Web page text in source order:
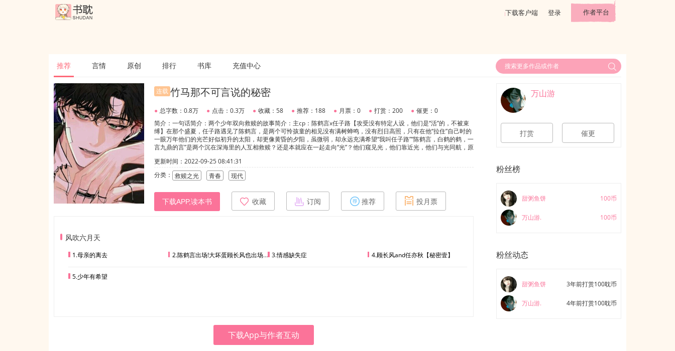
下载客户端 登录 作者平台
推荐 言情 原创 排行 书库 充值中心
连载 竹马那不可言说的秘密
● 总字数：0.8万 ● 点击：0.3万 ● 收藏：58 ● 推荐：188 ● 月票：0 ● 打赏：200 ● 催更：0
简介：一句话简介：两个少年双向救赎的故事简介：主cp：陈鹤言x任子路【攻受没有特定人设，他们是“活”的，不被束
缚】在那个盛夏，任子路遇见了陈鹤言，是两个可怜孩童的相见没有满树蝉鸣，没有烈日高照，只有在他“拉住”自己时的
一眼万年他们的光芒好似初升的太阳，却更像黄昏的夕阳，虽微弱，却永远充满希望“我叫任子路”“陈鹤言，白鹤的鹤，一
言九鼎的言”是两个沉在深海里的人互相救赎？还是本就应在一起走向“光”？他们窥见光，他们靠近光，他们与光同航，原
人】副副cp：顾长风x任亦秋（前期出场小部分）【秋叶飘摇横扫大地，长风任吹遍野千里】“老子不许你他妈爱上老子之
外的任何人!”“风其实一直在等那个属于他的小秋叶”永生花【永不凋零的爱恋】副cp：顾微雨x千倾云云生雾，雾生花，花
非花，即雨“那天的雾很大，夹杂着丝丝细雨，可我还是能看见细嗅娇花的你。”满天星【你是我的纯洁、浪漫之至】◎长
更新时间：2022-09-25 08:41:31
分类： 救赎之光 青春 现代
下载APP,读本书 收藏 订阅 推荐 投月票
风吹六月天
1.母亲的离去 2.陈鹤言出场!大坏蛋顾长风也出场啦 3.情感缺失症 4.顾长风and任亦秋【秘密壹】
5.少年有希望
下载App与作者互动
万山游
打赏 催更
粉丝榜
甜粥鱼饼 100币
万山游. 100币
粉丝动态
甜粥鱼饼 3年前打赏100耽币
万山游. 4年前打赏100耽币